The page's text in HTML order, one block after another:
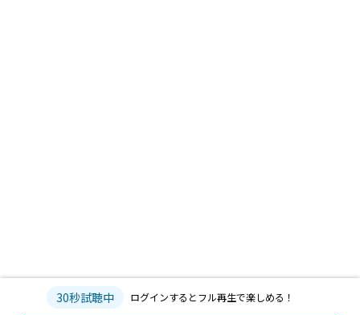
30秒試聴中 ログインするとフル再生で楽しめる！